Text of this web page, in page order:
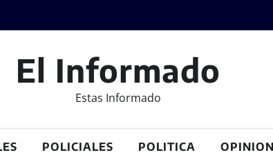
El Informado
Estas Informado
POLICIALES POLITICA OPINION